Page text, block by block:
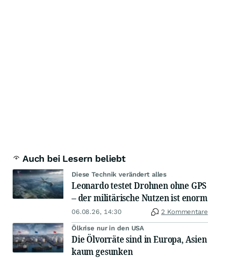
Auch bei Lesern beliebt
Diese Technik verändert alles
Leonardo testet Drohnen ohne GPS
– der militärische Nutzen ist enorm
06.08.26, 14:30 2 Kommentare
Ölkrise nur in den USA
Die Ölvorräte sind in Europa, Asien
kaum gesunken